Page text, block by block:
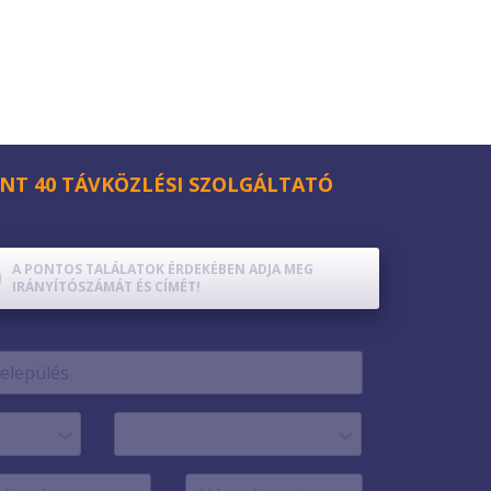
40 TÁVKÖZLÉSI SZOLGÁLTATÓ
A PONTOS TALÁLATOK ÉRDEKÉBEN ADJA MEG
IRÁNYÍTÓSZÁMÁT ÉS CÍMÉT!